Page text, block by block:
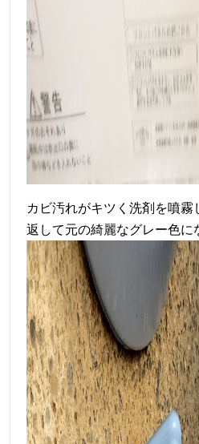
カビ汚れがキツく洗剤を噴霧
返して元の綺麗なグレー色に